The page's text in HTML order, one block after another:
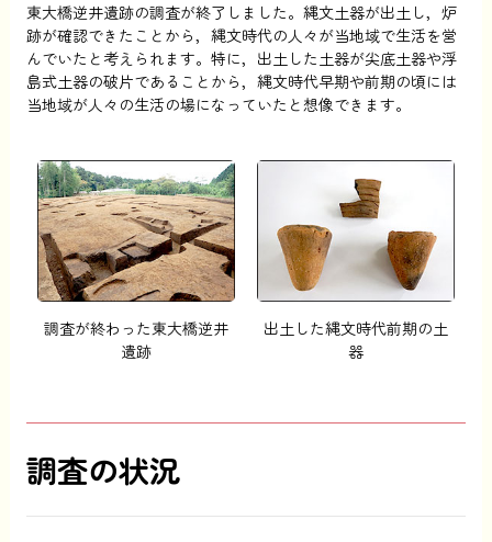
東大橋逆井遺跡の調査が終了しました。縄文土器が出土し，炉
跡が確認できたことから，縄文時代の人々が当地域で生活を営
んでいたと考えられます。特に，出土した土器が尖底土器や浮
島式土器の破片であることから，縄文時代早期や前期の頃には
当地域が人々の生活の場になっていたと想像できます。
調査が終わった東大橋逆井
遺跡
出土した縄文時代前期の土
器
調査の状況